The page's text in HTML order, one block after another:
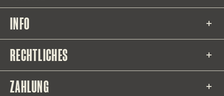
INFO
RECHTLICHES
ZAHLUNG